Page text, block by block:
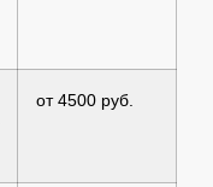
от 4500 руб.